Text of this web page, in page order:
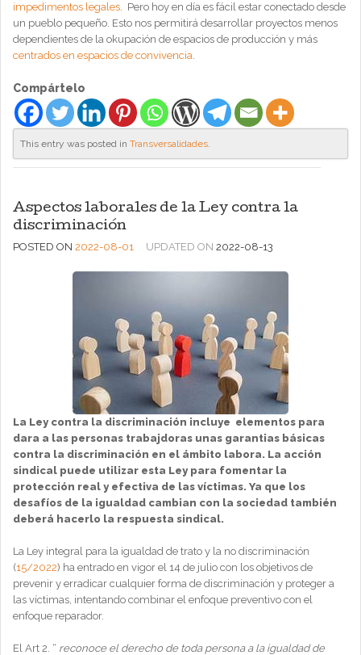
impedimentos legales. Pero hoy en día es fácil estar conectado desde
un pueblo pequeño. Esto nos permitirá desarrollar proyectos menos
dependientes de la okupación de espacios de producción y más
centrados en espacios de convivencia.
Compártelo
This entry was posted in Transversalidades.
Aspectos laborales de la Ley contra la
discriminación
POSTED ON 2022-08-01 UPDATED ON 2022-08-13
La Ley contra la discriminación incluye elementos para
dara a las personas trabajdoras unas garantias básicas
contra la discriminación en el ámbito labora. La acción
sindical puede utilizar esta Ley para fomentar la
protección real y efectiva de las víctimas. Ya que los
desafíos de la igualdad cambian con la sociedad también
deberá hacerlo la respuesta sindical.
La Ley integral para la igualdad de trato y la no discriminación
(15/2022) ha entrado en vigor el 14 de julio con los objetivos de
prevenir y erradicar cualquier forma de discriminación y proteger a
las víctimas, intentando combinar el enfoque preventivo con el
enfoque reparador.
El Art 2. “ reconoce el derecho de toda persona a la igualdad de